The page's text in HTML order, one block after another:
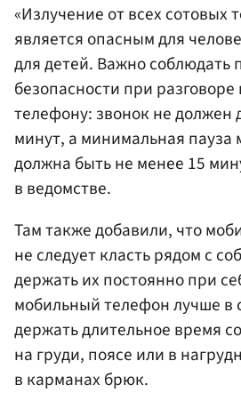
«Излучение от всех сотовых
является опасным для
для детей. Важно соблюдать
безопасности при
телефону: звонок не должен
минут, а минимальная пауза
должна быть не менее 15
в ведомстве.
Там также добавили, что
не следует класть рядом с
держать их постоянно при
мобильный телефон лучше в
держать длительное время
на груди, поясе или в
в карманах брюк.